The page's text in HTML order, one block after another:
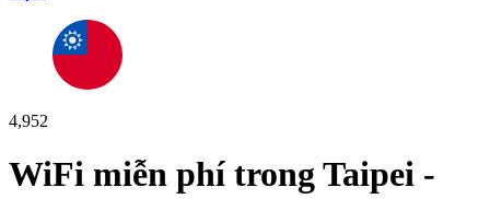
4,952
WiFi miễn phí trongTaipei -